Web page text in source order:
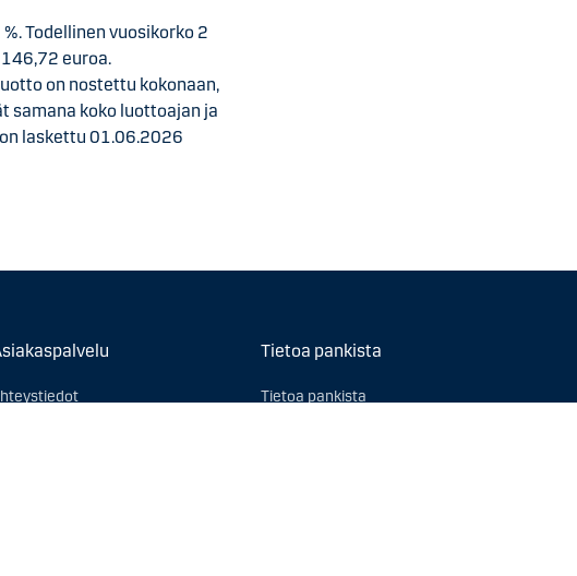
Todellinen vuosikorko 2
euroa.
on nostettu kokonaan,
samana koko luottoajan ja
laskettu 01.06.2026
Tietoa pankista
Tietoa pankista